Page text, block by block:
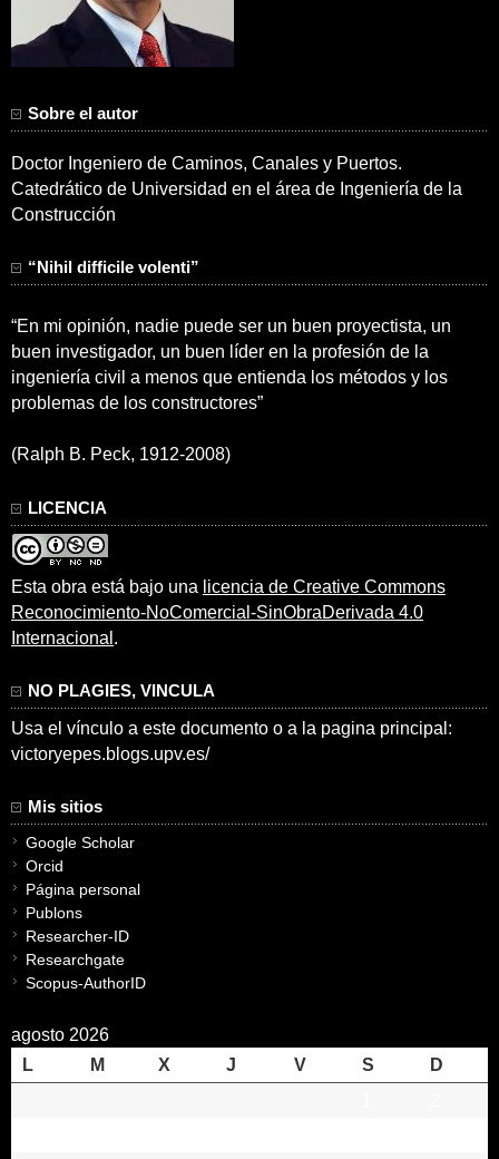
Sobre el autor
Doctor Ingeniero de Caminos, Canales y Puertos.
Catedrático de Universidad en el área de Ingeniería de la
Construcción
“Nihil difficile volenti”
“En mi opinión, nadie puede ser un buen proyectista, un
buen investigador, un buen líder en la profesión de la
ingeniería civil a menos que entienda los métodos y los
problemas de los constructores”
(Ralph B. Peck, 1912-2008)
LICENCIA
Esta obra está bajo una licencia de Creative Commons
Reconocimiento-NoComercial-SinObraDerivada 4.0
Internacional .
NO PLAGIES, VINCULA
Usa el vínculo a este documento o a la pagina principal:
victoryepes.blogs.upv.es/
Mis sitios
Google Scholar
Orcid
Página personal
Publons
Researcher-ID
Researchgate
Scopus-AuthorID
agosto 2026
L
M X J V S
D